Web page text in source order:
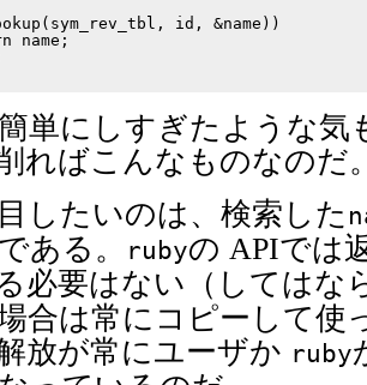
id, &name))
name;
単にしすぎたような気
ればこんなものなのだ
したいのは、検索した
ある。 rubyの APIでは
必要はない（してはな
合は常にコピーして使
放が常にユーザか ruby